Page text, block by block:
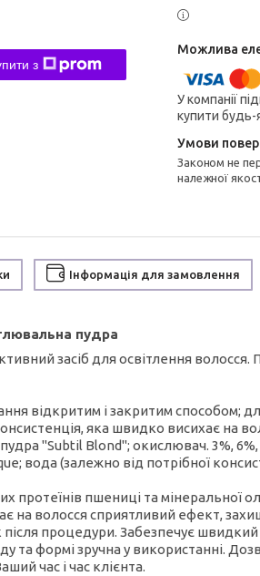
з
У компанії
купити будь-
Законом не передбачено повернення та обмін даного товару
належної
Інформація для замовлення
пудра
засіб для освітлення волосся.
відкритим і закритим способом;
яка швидко висихає на
"Subtil Blond"; окислювач. 3%,
вода (залежно від потрібної
протеїнів пшениці та мінеральної
на волосся сприятливий ефект,
процедури. Забезпечує швидкий
та формі зручна у використанні.
час і час клієнта.